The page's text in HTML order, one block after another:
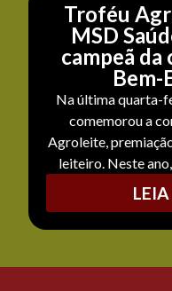
Troféu
MSD
campeã da
Bem-
Na última quarta-
comemorou a
Agroleite,
leiteiro. Neste